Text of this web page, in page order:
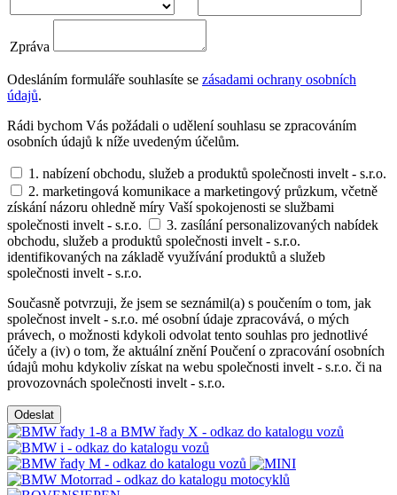
Zpráva
Odesláním formuláře souhlasíte se zásadami ochrany osobních
údajů.
Rádi bychom Vás požádali o udělení souhlasu se zpracováním
osobních údajů k níže uvedeným účelům.
1. nabízení obchodu, služeb a produktů společnosti invelt - s.r.o.
2. marketingová komunikace a marketingový průzkum, včetně
získání názoru ohledně míry Vaší spokojenosti se službami
společnosti invelt - s.r.o.
3. zasílání personalizovaných nabídek
obchodu, služeb a produktů společnosti invelt - s.r.o.
identifikovaných na základě využívání produktů a služeb
společnosti invelt - s.r.o.
Současně potvrzuji, že jsem se seznámil(a) s poučením o tom, jak
společnost invelt - s.r.o. mé osobní údaje zpracovává, o mých
právech, o možnosti kdykoli odvolat tento souhlas pro jednotlivé
účely a (iv) o tom, že aktuální znění Poučení o zpracování osobních
údajů mohu kdykoliv získat na webu společnosti invelt - s.r.o. či na
provozovnách společnosti invelt - s.r.o.
Odeslat